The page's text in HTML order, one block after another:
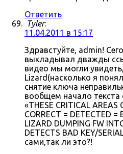
Ответить
Tyler:
11.04.2011 в 15:17
Здравстуйте, admin!
выкладывал дважды
видео мы могли
Lizard(насколько я
снятие ключа
вообщем начало
«THESE CRITICAL AREAS
CORRECT = DETECTED =
LIZARD DUMPING FW
DETECTS BAD KEY/
сами,так ли это?!